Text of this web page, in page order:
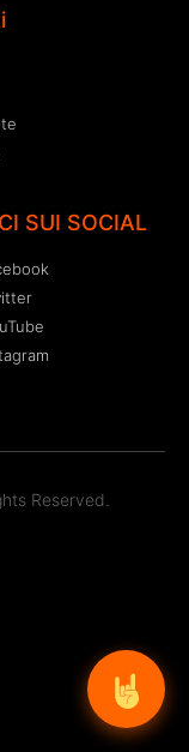
SUI SOCIAL
Reserved.